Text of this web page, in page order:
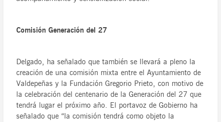
Comisión Generación del 27
Delgado, ha señalado que también se llevará a pleno la
creación de una comisión mixta entre el Ayuntamiento de
Valdepeñas y la Fundación Gregorio Prieto, con motivo de
la celebración del centenario de la Generación del 27 que
tendrá lugar el próximo año. El portavoz de Gobierno ha
señalado que “la comisión tendrá como objeto la